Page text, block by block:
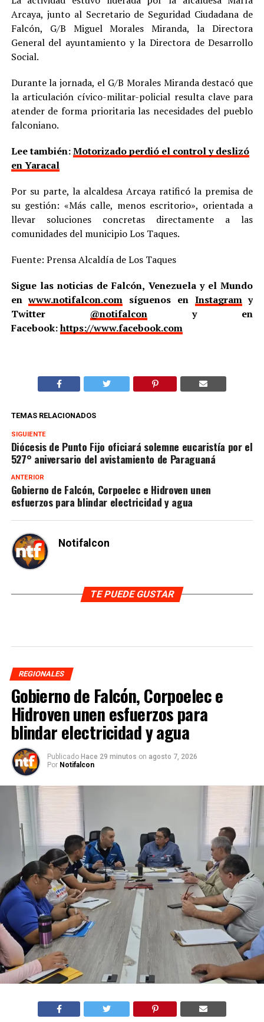
Arcaya, junto al Secretario de Seguridad Ciudadana de
Falcón, G/B Miguel Morales Miranda, la Directora
General del ayuntamiento y la Directora de Desarrollo
Social.
Durante la jornada, el G/B Morales Miranda destacó que
la articulación cívico-militar-policial resulta clave para
atender de forma prioritaria las necesidades del pueblo
falconiano.
Lee también:Motorizado perdió el control y deslizó
en Yaracal
Por su parte, la alcaldesa Arcaya ratificó la premisa de
su gestión: «Más calle, menos escritorio», orientada a
llevar soluciones concretas directamente a las
comunidades del municipio Los Taques.
Fuente: Prensa Alcaldía de Los Taques
Sigue las noticias de Falcón, Venezuela y el Mundo
enwww.notifalcon.com síguenos en Instagramy
Twitter @notifalcony en
Facebook:https://www.facebook.com
TEMAS RELACIONADOS
SIGUIENTE
Diócesis de Punto Fijo oficiará solemne eucaristía por el
527° aniversario del avistamiento de Paraguaná
ANTERIOR
Gobierno de Falcón, Corpoelec e Hidroven unen
esfuerzos para blindar electricidad y agua
Notifalcon
TE PUEDE GUSTAR
REGIONALES
Gobierno de Falcón, Corpoelec e
Hidroven unen esfuerzos para
blindar electricidad y agua
Publicado Hace 29 minutos on agosto 7, 2026
Por Notifalcon